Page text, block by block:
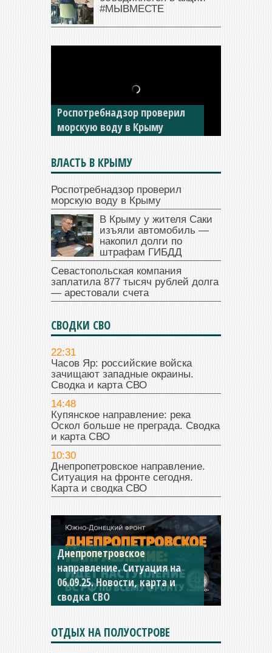
#МЫВМЕСТЕ
В Крыму у жителя Саки
изъяли автомобиль —
накопил долги по штрафам
ГИБДД
ВЛАСТЬ В КРЫМУ
Роспотребнадзор проверил
морскую воду в Крыму
В Крыму у жителя Саки
изъяли автомобиль —
накопил долги по
штрафам ГИБДД
Севастопольская компания
заплатила 877 тысяч рублей долга
— арестовали счета
СВОДКИ СВО
22:31
Часов Яр: российские войска
зачищают западные окраины.
Сводка и карта СВО
14:48
Купянское направление: река
Оскол больше не преграда. Сводка
и карта СВО
10:30
Днепропетровское направление.
Ситуация на фронте сегодня.
Карта и сводка СВО
Константиновское
направление. Ситуация на
04.09.25 Новости, карта и
сводка СВО
ОТДЫХ НА ПОЛУОСТРОВЕ